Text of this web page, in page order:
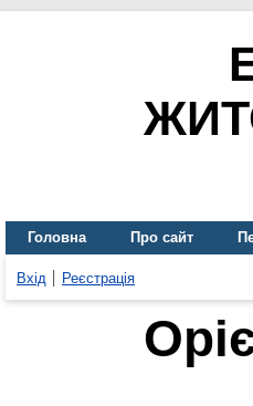
Головна Про сайт
Вхід Реєстрація